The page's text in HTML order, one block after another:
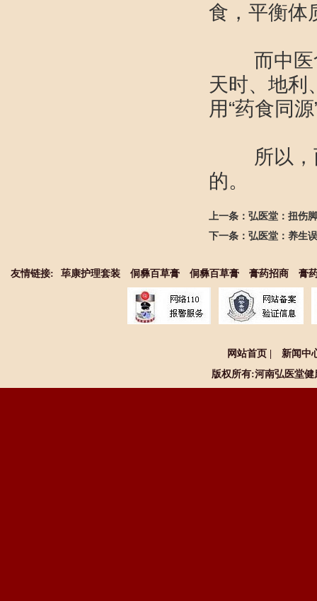
食，平衡
而中医食
天时、地利
用“药食同
所以，西
的。
上一条： 弘医堂：扭伤
下一条： 弘医堂：养生
友情链接: 荜康护理套装 侗彝百草膏 侗彝百草膏 膏药招商 膏
网站首页
新闻中
版权所有:河南弘医堂健